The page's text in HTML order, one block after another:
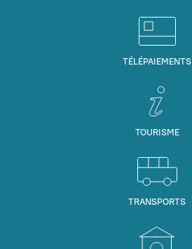
TÉLÉPAIEMENTS
TOURISME
TRANSPORTS